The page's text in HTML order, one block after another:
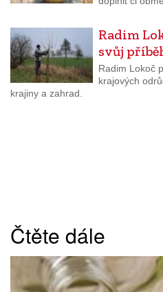
Radim
svůj
Radim Lokoč
krajových
krajiny a zahrad.
Čtěte dále